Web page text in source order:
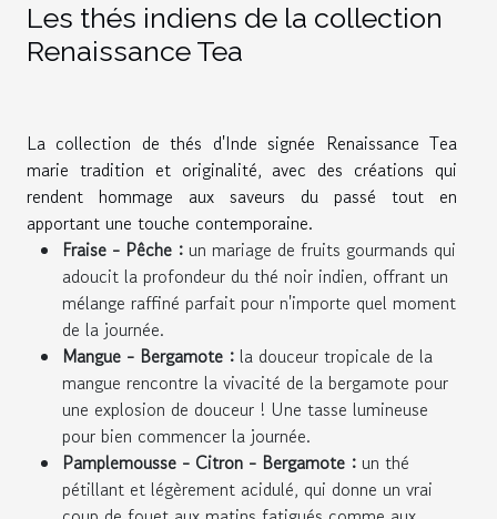
Les thés indiens de la collection
Renaissance Tea
La collection de thés d'Inde signée Renaissance Tea
marie tradition et originalité, avec des créations qui
rendent hommage aux saveurs du passé tout en
apportant une touche contemporaine.
Fraise - Pêche : un mariage de fruits gourmands qui
adoucit la profondeur du thé noir indien, offrant un
mélange raffiné parfait pour n'importe quel moment
de la journée.
Mangue - Bergamote : la douceur tropicale de la
mangue rencontre la vivacité de la bergamote pour
une explosion de douceur ! Une tasse lumineuse
pour bien commencer la journée.
Pamplemousse - Citron - Bergamote : un thé
pétillant et légèrement acidulé, qui donne un vrai